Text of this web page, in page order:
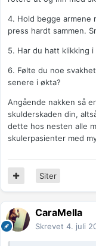
4. Hold begge armene
press hardt sammen.
5. Har du hatt klikking
6. Følte du noe
senere i økta?
Angående nakken så
skulderskaden din,
dette hos nesten alle
skulerpasienter med
Siter
CaraMella
Skrevet 4. juli